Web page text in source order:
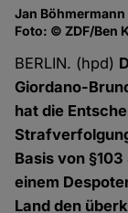
Jan Böhmermann
Foto: © ZDF/Ben
BERLIN. (hpd)
Giordano-
hat die
Basis von
einem
Land den